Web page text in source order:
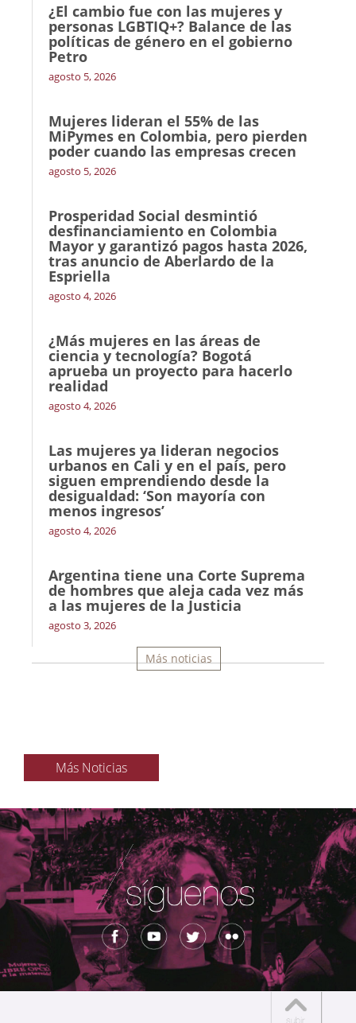
¿El cambio fue con las mujeres y
personas LGBTIQ+? Balance de las
políticas de género en el gobierno
Petro
agosto 5, 2026
Mujeres lideran el 55% de las
MiPymes en Colombia, pero pierden
poder cuando las empresas crecen
agosto 5, 2026
Prosperidad Social desmintió
desfinanciamiento en Colombia
Mayor y garantizó pagos hasta 2026,
tras anuncio de Aberlardo de la
Espriella
agosto 4, 2026
¿Más mujeres en las áreas de
ciencia y tecnología? Bogotá
aprueba un proyecto para hacerlo
realidad
agosto 4, 2026
Las mujeres ya lideran negocios
urbanos en Cali y en el país, pero
siguen emprendiendo desde la
desigualdad: ‘Son mayoría con
menos ingresos’
agosto 4, 2026
Argentina tiene una Corte Suprema
de hombres que aleja cada vez más
a las mujeres de la Justicia
agosto 3, 2026
Más noticias
Más Noticias